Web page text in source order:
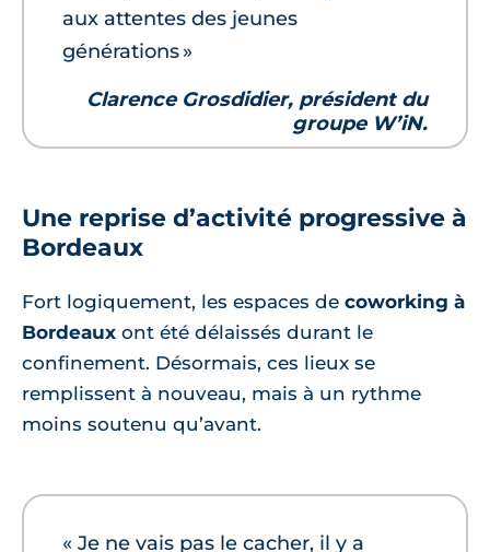
aux attentes des jeunes
générations »
Clarence Grosdidier, président du
groupe W’iN.
Une reprise d’activité progressive à
Bordeaux
Fort logiquement, les espaces de coworking à
Bordeaux ont été délaissés durant le
confinement. Désormais, ces lieux se
remplissent à nouveau, mais à un rythme
moins soutenu qu’avant.
« Je ne vais pas le cacher, il y a